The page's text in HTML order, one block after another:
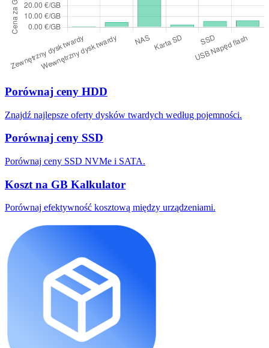
Porównaj ceny HDD
Znajdź najlepsze oferty dysków twardych według pojemności.
Porównaj ceny SSD
Porównaj ceny SSD NVMe i SATA.
Koszt na GB Kalkulator
Porównaj efektywność kosztową między urządzeniami.